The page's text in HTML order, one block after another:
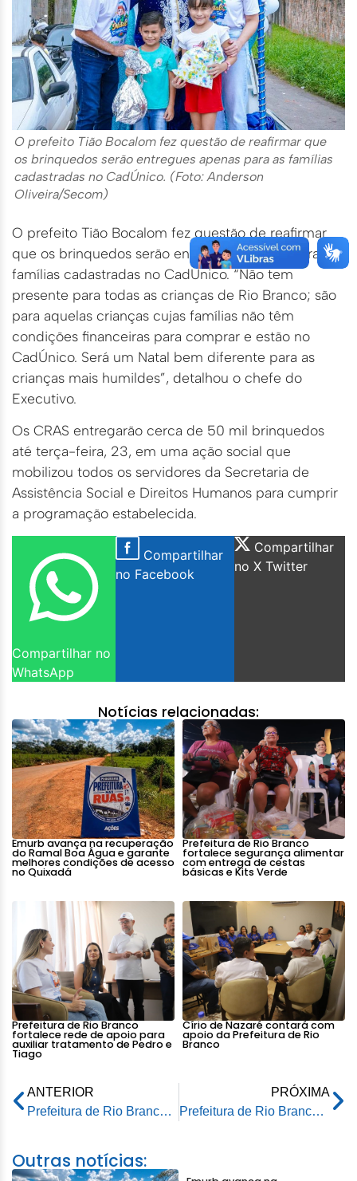
O prefeito Tião Bocalom fez questão de reafirmar que
os brinquedos serão entregues apenas para as famílias
cadastradas no CadÚnico. (Foto: Anderson
Oliveira/Secom)
O prefeito Tião Bocalom fez questão de reafirmar
que os brinquedos serão entregues apenas para as
famílias cadastradas no CadÚnico. “Não tem
presente para todas as crianças de Rio Branco; são
para aquelas crianças cujas famílias não têm
condições financeiras para comprar e estão no
CadÚnico. Será um Natal bem diferente para as
crianças mais humildes”, detalhou o chefe do
Executivo.
Os CRAS entregarão cerca de 50 mil brinquedos
até terça-feira, 23, em uma ação social que
mobilizou todos os servidores da Secretaria de
Assistência Social e Direitos Humanos para cumprir
a programação estabelecida.
Compartilhar no
WhatsApp
Compartilhar
no Facebook
Compartilhar
no X Twitter
Notícias relacionadas:
Emurb avança na recuperação
do Ramal Boa Água e garante
melhores condições de acesso
no Quixadá
Prefeitura de Rio Branco
fortalece segurança alimentar
com entrega de cestas
básicas e Kits Verde
Prefeitura de Rio Branco
fortalece rede de apoio para
auxiliar tratamento de Pedro e
Tiago
Círio de Nazaré contará com
apoio da Prefeitura de Rio
Branco
ANTERIOR
Prefeitura de Rio Branco impulsiona educação municipal com programas inovadores e oportunidades de intercâmbio internacional
PRÓXIMA
Prefeitura de Rio Branco começa a entregar brinquedos para crianças listadas no CadÚnico
Outras notícias: